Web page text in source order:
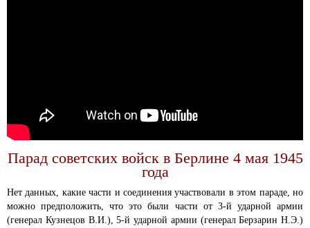
Парад советских войск в Берлине 4 мая 1945
года
Нет данных, какие части и соединения участвовали в этом параде, но
можно предположить, что это были части от 3-й ударной армии
(генерал Кузнецов В.И.), 5-й ударной армии (генерал Берзарин Н.Э.)